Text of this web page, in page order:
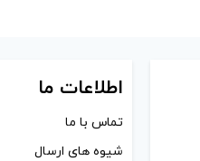
اطلاعات ما
تماس با ما
شیوه های ارسال